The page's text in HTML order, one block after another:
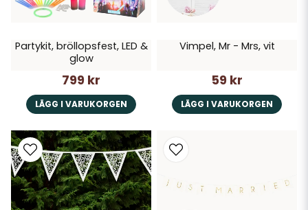
Partykit, bröllopsfest, LED &
glow
799 kr
LÄGG I VARUKORGEN
Vimpel, Mr - Mrs, vit
59 kr
LÄGG I VARUKORGEN